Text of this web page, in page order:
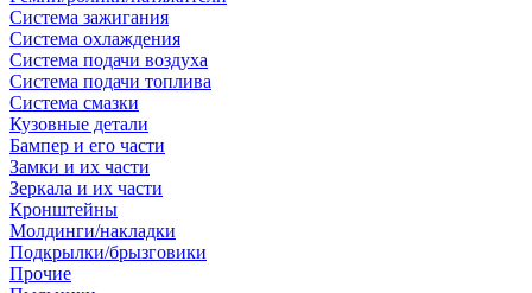
Система зажигания
Система охлаждения
Система подачи воздуха
Система подачи топлива
Система смазки
Кузовные детали
Бампер и его части
Замки и их части
Зеркала и их части
Кронштейны
Молдинги/накладки
Подкрылки/брызговики
Прочие